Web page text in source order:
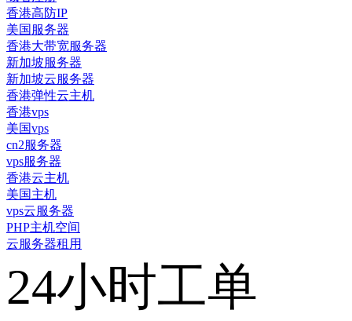
香港高防IP
美国服务器
香港大带宽服务器
新加坡服务器
新加坡云服务器
香港弹性云主机
香港vps
美国vps
cn2服务器
vps服务器
香港云主机
美国主机
vps云服务器
PHP主机空间
云服务器租用
24小时工单